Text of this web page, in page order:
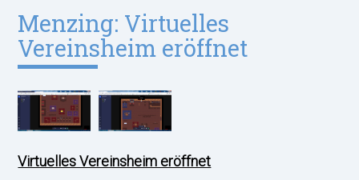
Menzing: Virtuelles
Vereinsheim eröffnet
Virtuelles Vereinsheim eröffnet